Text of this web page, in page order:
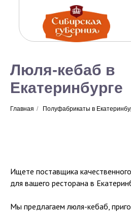
Люля-кебаб в
Екатеринбурге
Главная / Полуфабрикаты в
Ищете поставщика
для вашего ресторана в
Мы предлагаем люля-кебаб,